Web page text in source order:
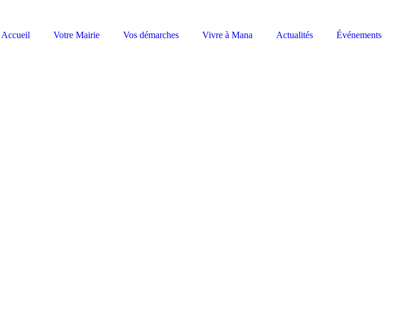
Accueil Votre Mairie Vos démarches Vivre à Mana Actualités Événements